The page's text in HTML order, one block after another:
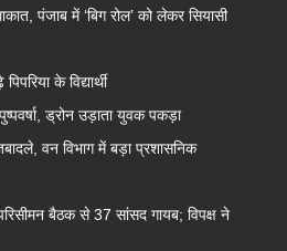
पंजाब में ‘बिग रोल’ को लेकर सियासी
के विद्यार्थी
ड्रोन उड़ाता युवक पकड़ा
वन विभाग में बड़ा प्रशासनिक
बैठक से 37 सांसद गायब; विपक्ष ने